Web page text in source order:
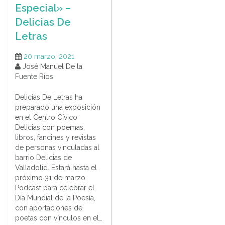
Especial» –
Delicias De
Letras
20 marzo, 2021
José Manuel De la
Fuente Ríos
Delicias De Letras ha
preparado una exposición
en el Centro Cívico
Delicias con poemas,
libros, fancines y revistas
de personas vinculadas al
barrio Delicias de
Valladolid. Estará hasta el
próximo 31 de marzo.
Podcast para celebrar el
Día Mundial de la Poesía,
con aportaciones de
poetas con vínculos en el…